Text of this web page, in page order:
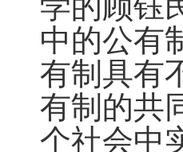
中的公有
有制具有
有制的共
个社会中